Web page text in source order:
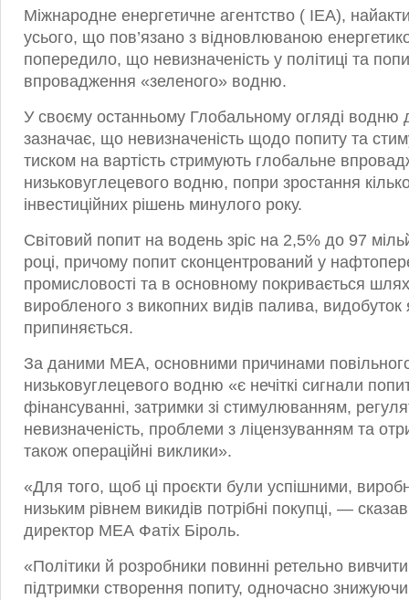
Міжнародне енергетичне агентство ( IEA),
усього, що пов’язано з відновлюваною
попередило, що невизначеність у політиці та
впровадження «зеленого» водню.
У своєму останньому Глобальному огляді
зазначає, що невизначеність щодо попиту та
тиском на вартість стримують глобальне
низьковуглецевого водню, попри зростання
інвестиційних рішень минулого року.
Світовий попит на водень зріс на 2,5% до 97
році, причому попит сконцентрований у
промисловості та в основному покривається
виробленого з викопних видів палива, видобуток
припиняється.
За даними МЕА, основними причинами
низьковуглецевого водню «є нечіткі сигнали
фінансуванні, затримки зі стимулюванням,
невизначеність, проблеми з ліцензуванням та
також операційні виклики».
«Для того, щоб ці проєкти були успішними,
низьким рівнем викидів потрібні покупці, —
директор МЕА Фатіх Біроль.
«Політики й розробники повинні ретельно
підтримки створення попиту, одночасно